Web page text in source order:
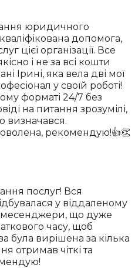
юридичного
допомога,
цієї організації. Все
і не за всі кошти
Ірині, яка вела дві мої
у своїй роботі!
форматі 24/7 без
на питання зрозумілі,
визначався.
рекомендую!👍👏
послуг! Вся
у віддаленому
месенджери, що дуже
часу, щоб
була вирішена за кілька
отримав чіткі та